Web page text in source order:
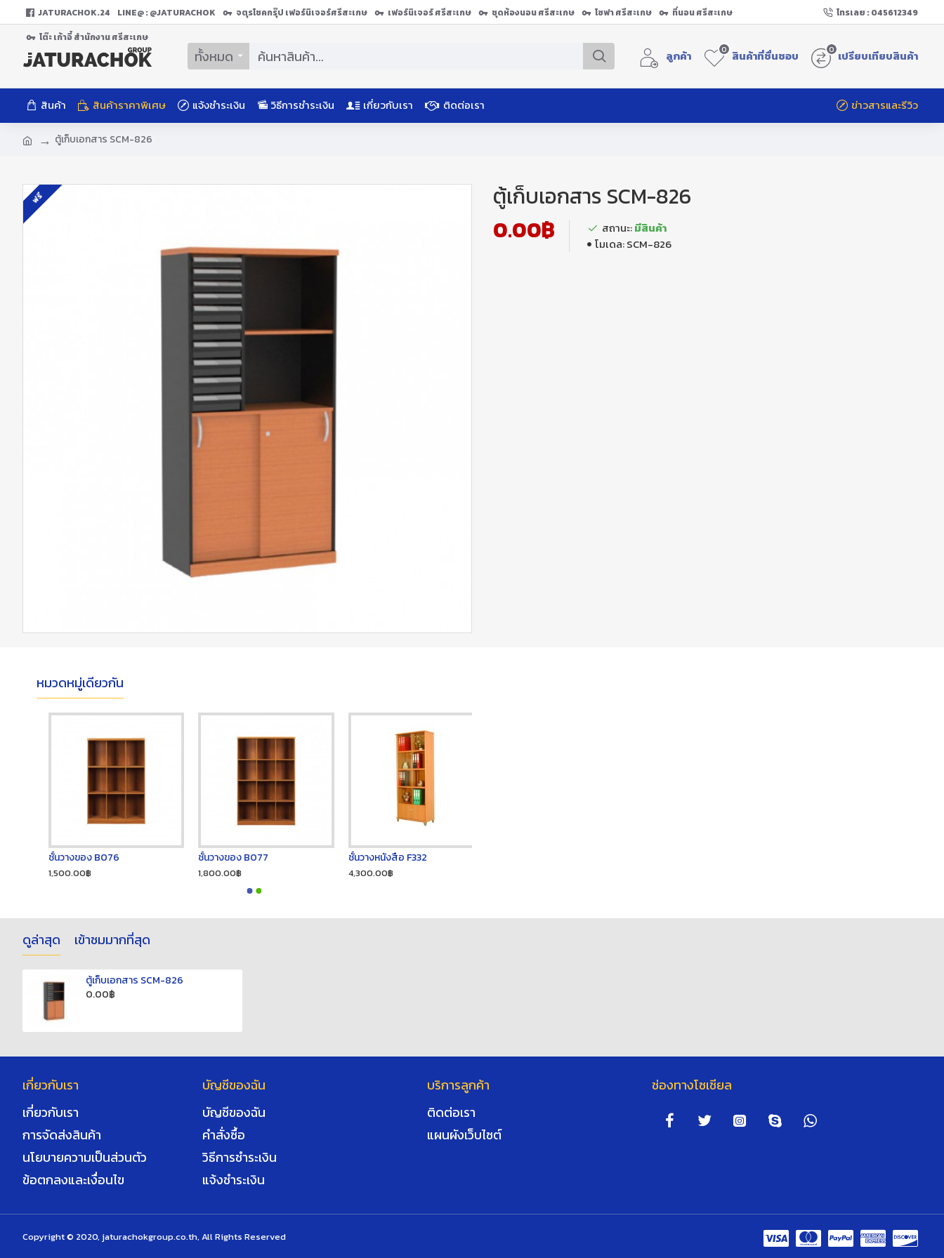
JATURACHOK.24 LINE@ : @JATURACHOK จตุรโชคกรุ๊ป เฟอร์นิเจอร์ศรีสะเกษ เฟอร์นิเจอร์ ศรีสะเกษ ชุดห้องนอน ศรีสะเกษ โซฟา ศรีสะเกษ
ที่นอน ศรีสะเกษ
โต๊ะ เก้าอี้ สํานักงาน ศรีสะเกษ
โทรเลย : 045612349
ทั้งหมด ลูกค้า สินค้าที่ชื่นชอบ
0 เปรียบเทียบสินค้า
0
สินค้า สินค้าราคาพิเศษ แจ้งชำระเงิน วิธีการชำระเงิน เกี่ยวกับเรา ติดต่อเรา ข่าวสารและรีวิว
ตู้เก็บเอกสาร SCM-826
ฟรี
ตู้เก็บเอกสาร SCM-826
0.00฿
สถานะ:มีสินค้า
โมเดล:SCM-826
หมวดหมู่เดียวกัน
ชั้นวางของ B076
1,500.00฿
ชั้นวางของ B077
1,800.00฿
ชั้นวางหนังสือ F332
4,300.00฿
ดูล่าสุด เข้าชมมากที่สุด
ตู้เก็บเอกสาร SCM-826
0.00฿
เกี่ยวกับเรา
เกี่ยวกับเรา
การจัดส่งสินค้า
นโยบายความเป็นส่วนตัว
ข้อตกลงและเงื่อนไข
บัญชีของฉัน
บัญชีของฉัน
คำสั่งซื้อ
วิธีการชำระเงิน
แจ้งชำระเงิน
บริการลูกค้า
ติดต่อเรา
แผนผังเว็บไซต์
ช่องทางโซเชียล
Copyright © 2020, jaturachokgroup.co.th, All Rights Reserved